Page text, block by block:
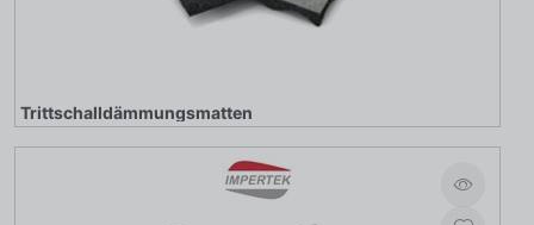
Trittschalldämmungsmatten